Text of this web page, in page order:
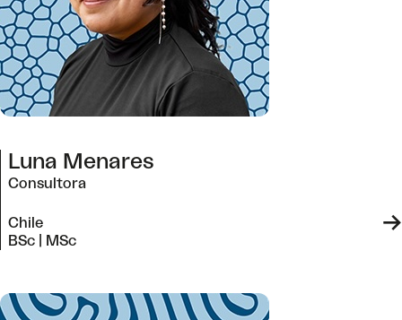
Luna Menares
Consultora
Chile
BSc | MSc
->